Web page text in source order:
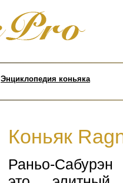
Энциклопедия коньяка
Коньяк
Раньо-